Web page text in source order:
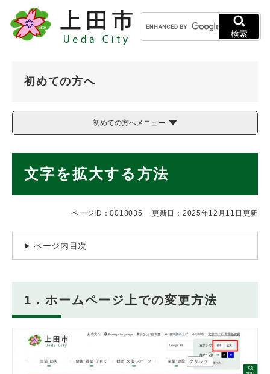
メニューを飛ばして本文へ
キ
ー
ワ
検索
初めての方へ
初めての方へメニュー
文字を拡大する方法
ページID：0018035 更新日：2025年12月11日更新
ページ内目次
1．ホームページ上での変更方法